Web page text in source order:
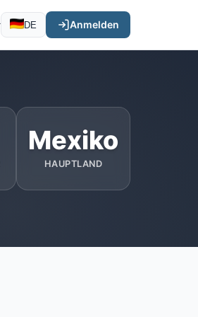
DE Anmelden
Mexiko
HAUPTLAND